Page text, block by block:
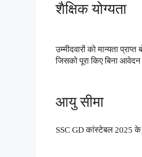
शैक्षिक योग्यता
उम्मीदवारों को मान्यता
जिसको पूरा किए बिना आवेदन
आयु सीमा
SSC GD कांस्टेबल 2025 के